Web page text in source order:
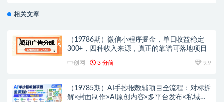
相关文章
（19786期）微信小程序掘金，单日收益稳定
300+，四种收入来源，真正的靠谱可落地项目
中创网 3 分前 9.9
（19785期）AI手抄报教辅项目全流程：对标拆
解×封面制作×AI原创内容×多平台发布×私域引